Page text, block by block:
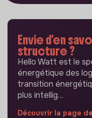
Envie d'en
structure ?
Hello Watt est le
énergétique des
transition
plus intellig…
Découvrir la page